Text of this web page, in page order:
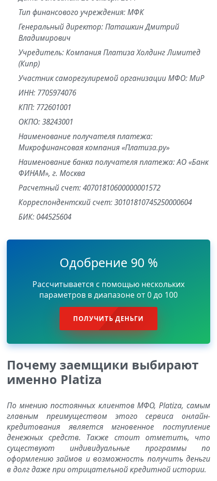
Тип финансового учреждения: МФК
Генеральный директор: Паташкин Дмитрий
Владимирович
Учредитель: Компания Платиза Холдинг Лимитед
(Кипр)
Участник саморегулиремой организации МФО: МиР
ИНН: 7705974076
КПП: 772601001
ОКПО: 38243001
Наименование получателя платежа:
Микрофинансовая компания «Платиза.ру»
Наименование банка получателя платежа: АО «Банк
ФИНАМ», г. Москва
Расчетный счет: 40701810600000001572
Корреспондентский счет: 30101810745250000604
БИК: 044525604
Одобрение 90 %
Рассчитывается с помощью нескольких
параметров в диапазоне от 0 до 100
ПОЛУЧИТЬ ДЕНЬГИ
Почему заемщики выбирают
именно Platiza
По мнению постоянных клиентов МФО, Platiza, самым
главным преимуществом этого сервиса онлайн-
кредитования является мгновенное поступление
денежных средств. Также стоит отметить, что
существуют индивидуальные программы по
оформлению займов и возможность получить деньги
в долг даже при отрицательной кредитной истории.